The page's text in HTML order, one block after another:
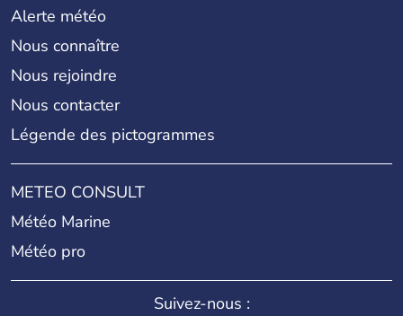
Alerte météo
Nous connaître
Nous rejoindre
Nous contacter
Légende des pictogrammes
METEO CONSULT
Météo Marine
Météo pro
Suivez-nous :